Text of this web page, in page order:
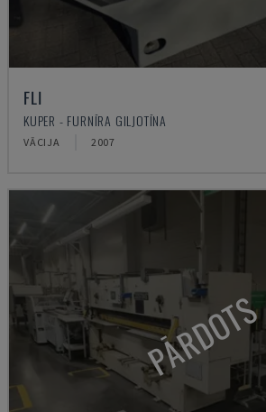
FLI
KUPER - FURNĪRA GILJOTĪNA
VĀCIJA 2007
PĀRDOTS